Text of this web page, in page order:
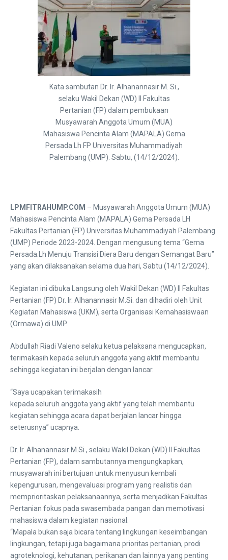
Kata sambutan Dr. Ir. Alhanannasir M. Si.,
selaku Wakil Dekan (WD) II Fakultas
Pertanian (FP) dalam pembukaan
Musyawarah Anggota Umum (MUA)
Mahasiswa Pencinta Alam (MAPALA) Gema
Persada Lh FP Universitas Muhammadiyah
Palembang (UMP). Sabtu, (14/12/2024).
LPMFITRAHUMP.COM – Musyawarah Anggota Umum (MUA)
Mahasiswa Pencinta Alam (MAPALA) Gema Persada LH
Fakultas Pertanian (FP) Universitas Muhammadiyah Palembang
(UMP) Periode 2023-2024. Dengan mengusung tema “Gema
Persada.Lh Menuju Transisi Diera Baru dengan Semangat Baru”
yang akan dilaksanakan selama dua hari, Sabtu (14/12/2024).
Kegiatan ini dibuka Langsung oleh Wakil Dekan (WD) II Fakultas
Pertanian (FP) Dr. Ir. Alhanannasir M.Si. dan dihadiri oleh Unit
Kegiatan Mahasiswa (UKM), serta Organisasi Kemahasiswaan
(Ormawa) di UMP.
Abdullah Riadi Valeno selaku ketua pelaksana mengucapkan,
terimakasih kepada seluruh anggota yang aktif membantu
sehingga kegiatan ini berjalan dengan lancar.
“Saya ucapakan terimakasih
kepada seluruh anggota yang aktif yang telah membantu
kegiatan sehingga acara dapat berjalan lancar hingga
seterusnya” ucapnya.
Dr. Ir. Alhanannasir M.Si., selaku Wakil Dekan (WD) II Fakultas
Pertanian (FP), dalam sambutannya mengungkapkan,
musyawarah ini bertujuan untuk menyusun kembali
kepengurusan, mengevaluasi program yang realistis dan
memprioritaskan pelaksanaannya, serta menjadikan Fakultas
Pertanian fokus pada swasembada pangan dan memotivasi
mahasiswa dalam kegiatan nasional.
“Mapala bukan saja bicara tentang lingkungan keseimbangan
lingkungan, tetapi juga bagaimana prioritas pertanian, prodi
agroteknologi, kehutanan, perikanan dan lainnya yang penting